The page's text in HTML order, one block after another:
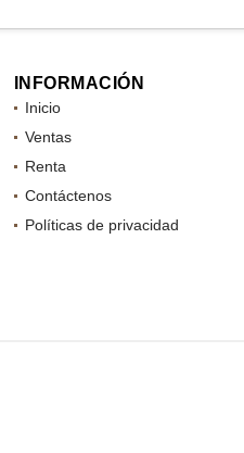
INFORMACIÓN
Inicio
Ventas
Renta
Contáctenos
Políticas de privacidad